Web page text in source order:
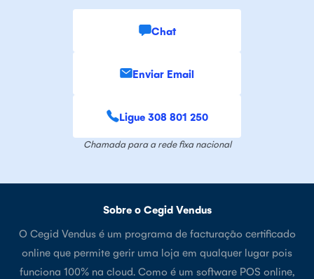
Chat
Enviar Email
Ligue 308 801 250
Chamada para a rede fixa nacional
Sobre o Cegid Vendus
O Cegid Vendus é um programa de facturação certificado
online que permite gerir uma loja em qualquer lugar pois
funciona 100% na cloud. Como é um software POS online,